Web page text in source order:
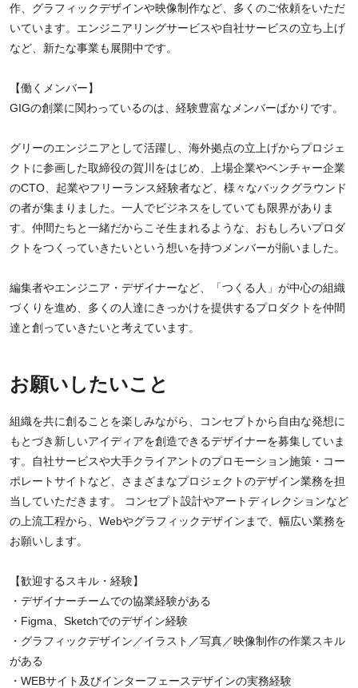
作、グラフィックデザインや映像制作など、多くのご依頼をいただ
いています。エンジニアリングサービスや自社サービスの立ち上げ
など、新たな事業も展開中です。
【働くメンバー】
GIGの創業に関わっているのは、経験豊富なメンバーばかりです。
グリーのエンジニアとして活躍し、海外拠点の立上げからプロジェ
クトに参画した取締役の賀川をはじめ、上場企業やベンチャー企業
のCTO、起業やフリーランス経験者など、様々なバックグラウンド
の者が集まりました。一人でビジネスをしていても限界がありま
す。仲間たちと一緒だからこそ生まれるような、おもしろいプロダ
クトをつくっていきたいという想いを持つメンバーが揃いました。
編集者やエンジニア・デザイナーなど、「つくる人」が中心の組織
づくりを進め、多くの人達にきっかけを提供するプロダクトを仲間
達と創っていきたいと考えています。
お願いしたいこと
組織を共に創ることを楽しみながら、コンセプトから自由な発想に
もとづき新しいアイディアを創造できるデザイナーを募集していま
す。自社サービスや大手クライアントのプロモーション施策・コー
ポレートサイトなど、さまざまなプロジェクトのデザイン業務を担
当していただきます。 コンセプト設計やアートディレクションなど
の上流工程から、Webやグラフィックデザインまで、幅広い業務を
お願いします。
【歓迎するスキル・経験】
・デザイナーチームでの協業経験がある
・Figma、Sketchでのデザイン経験
・グラフィックデザイン／イラスト／写真／映像制作の作業スキル
がある
・WEBサイト及びインターフェースデザインの実務経験